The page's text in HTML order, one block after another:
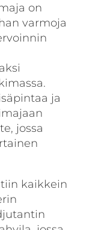
on
varmoja
ja
jossa
kaikkein